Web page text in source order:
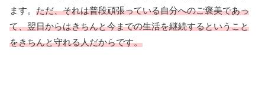
ます。 ただ、それは普段頑張っている自分へのご褒美であっ
て、翌日からはきちんと今までの生活を継続するということ
をきちんと守れる人だからです。